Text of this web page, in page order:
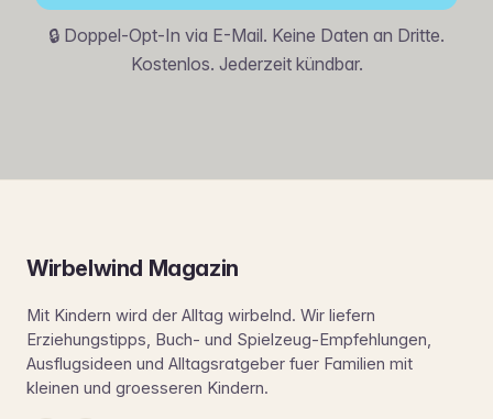
🔒 Doppel-Opt-In via E-Mail. Keine Daten an Dritte.
Kostenlos. Jederzeit kündbar.
Wirbelwind Magazin
Mit Kindern wird der Alltag wirbelnd. Wir liefern
Erziehungstipps, Buch- und Spielzeug-Empfehlungen,
Ausflugsideen und Alltagsratgeber fuer Familien mit
kleinen und groesseren Kindern.